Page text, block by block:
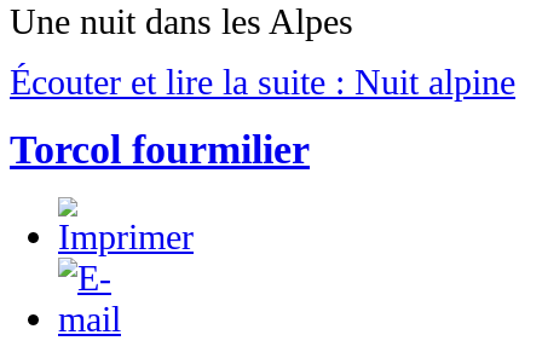
Une nuit dans les Alpes
Écouter et lire la suite : Nuit alpine
Torcol fourmilier